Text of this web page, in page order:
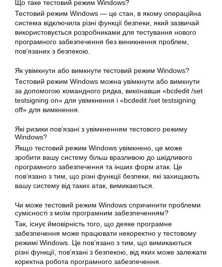
Що таке тестовий режим Windows?
Тестовий режим Windows — це стан, в якому операційна
система відключила різні функції безпеки, який зазвичай
використовується розробниками для тестування нового
програмного забезпечення без виникнення проблем,
пов’язаних з безпекою.
Як увімкнути або вимкнути тестовий режим Windows?
Тестовий режим Windows можна увімкнути або вимкнути
за допомогою командного рядка, виконавши «bcdedit /set
testsigning on» для увімкнення і «bcdedit /set testsigning
off» для вимкнення.
Які ризики пов’язані з увімкненням тестового режиму
Windows?
Якщо тестовий режим Windows увімкнено, це може
зробити вашу систему більш вразливою до шкідливого
програмного забезпечення та інших форм атак. Це
пов’язано з тим, що різні функції безпеки, які захищають
вашу систему від таких атак, вимикаються.
Чи може тестовий режим Windows спричинити проблеми
сумісності з моїм програмним забезпеченням?
Так, існує ймовірність того, що деяке програмне
забезпечення може працювати некоректно у тестовому
режимі Windows. Це пов’язано з тим, що вимикаються
різні функції, пов’язані з безпекою, від яких може залежати
коректна робота програмного забезпечення.